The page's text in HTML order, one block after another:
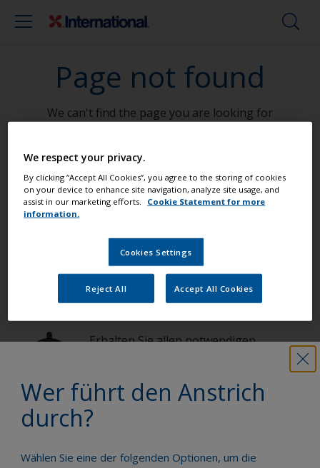
Page not found
We can't find the page you are looking for
Go To Home
Wer führt den Anstrich
durch?
Wählen Sie eine der folgenden Optionen, um die
Streichen Sie Ihr Boot wie ein Profi
Finden Sie die besten Produkte, um Ihr
Boot in einem großartigem Zustand zu
erhalten
Erhalten Sie allen notwendigen
Profitieren Sie von unserer ständigen
wissenschaftlichen Know-how
We respect your privacy.
By clicking “Accept All Cookies”, you agree to the storing of cookies
on your device to enhance site navigation, analyze site usage, and
assist in our marketing efforts.
Cookie Statement for more
information.
Cookies Settings
Reject All Accept All Cookies